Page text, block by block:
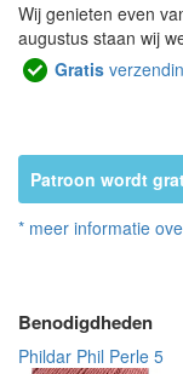
Wij genieten even
augustus staan wij
Gratis
Patroon wordt
* meer informatie
Benodigdheden
Phildar Phil Perle 5